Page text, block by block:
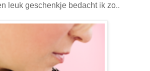
leuk geschenkje bedacht ik zo..